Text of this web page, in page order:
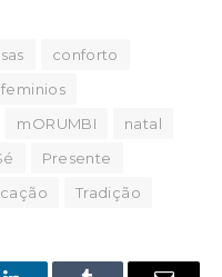
conforto
feminios
mORUMBI
natal
Presente
Tradição